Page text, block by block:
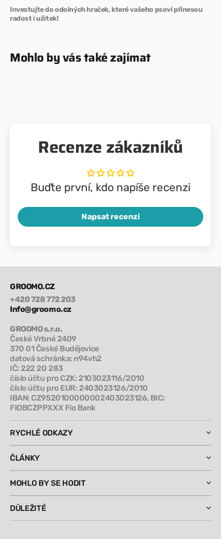
Investujte do odolných hraček, které vašeho psovi přinesou
radost i užitek!
Mohlo by vás také zajímat
Recenze zákazníků
Buďte první, kdo napíše recenzi
Napsat recenzi
GROOMO.CZ
+420 728 772 203
Info@groomo.cz
GROOMO s.r.o.
České Vrbné 2409
370 01 České Budějovice
datová schránka: n94vh2
IČ: 222 20 283
číslo účtu pro CZK: 2103023116/2010
číslo účtu pro EUR: 2403023126/2010
IBAN: CZ9520100000002403023126, BIC:
FIOBCZPPXXX Fio Bank
RYCHLÉ ODKAZY
ČLÁNKY
MOHLO BY SE HODIT
DŮLEŽITÉ